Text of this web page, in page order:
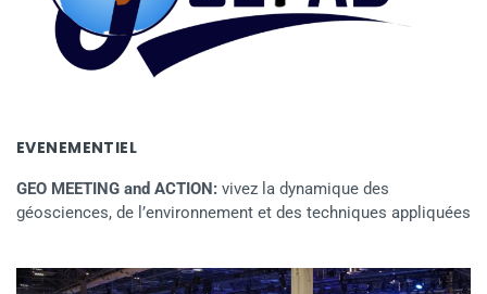
EVENEMENTIEL
GEO MEETING and ACTION: vivez la dynamique des
géosciences, de l’environnement et des techniques appliquées